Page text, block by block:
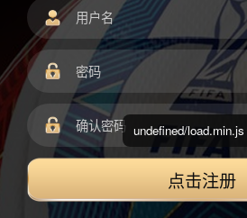
点击注册
undefined/load.min.js